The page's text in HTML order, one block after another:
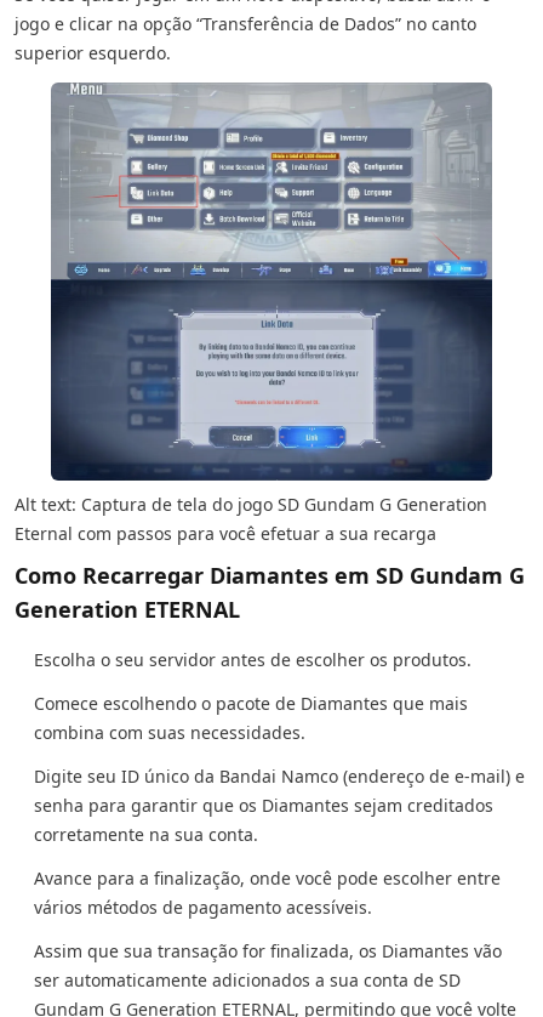
jogo e clicar na opção “Transferência de Dados” no canto
superior esquerdo.
Alt text: Captura de tela do jogo SD Gundam G Generation
Eternal com passos para você efetuar a sua recarga
Como Recarregar Diamantes em SD Gundam G
Generation ETERNAL
Escolha o seu servidor antes de escolher os produtos.
Comece escolhendo o pacote de Diamantes que mais
combina com suas necessidades.
Digite seu ID único da Bandai Namco (endereço de e-mail) e
senha para garantir que os Diamantes sejam creditados
corretamente na sua conta.
Avance para a finalização, onde você pode escolher entre
vários métodos de pagamento acessíveis.
Assim que sua transação for finalizada, os Diamantes vão
ser automaticamente adicionados a sua conta de SD
Gundam G Generation ETERNAL, permitindo que você volte